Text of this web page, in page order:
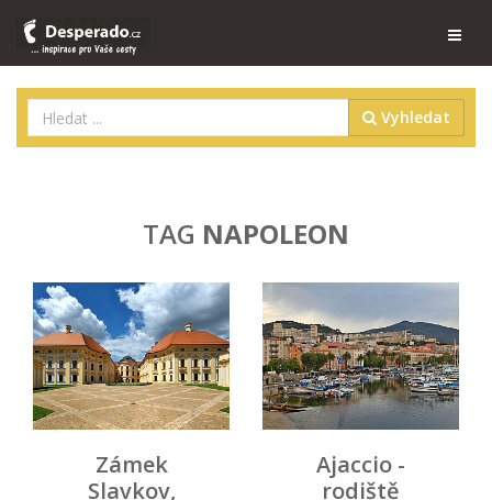
Vyhledat
TAG NAPOLEON
Zámek
Slavkov,
Ajaccio -
rodiště